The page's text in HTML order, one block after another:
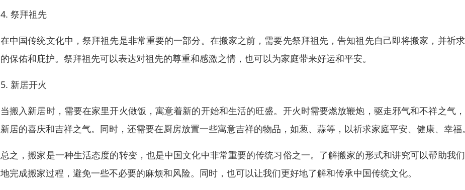
4. 祭拜祖先
在中国传统文化中，祭拜祖先是非常重要的一部分。在搬家之前，需要先祭拜祖先，告知祖先自己即将搬家，并祈
的保佑和庇护。祭拜祖先可以表达对祖先的尊重和感激之情，也可以为家庭带来好运和平安。
5. 新居开火
当搬入新居时，需要在家里开火做饭，寓意着新的开始和生活的旺盛。开火时需要燃放鞭炮，驱走邪气和不祥之气
新居的喜庆和吉祥之气。同时，还需要在厨房放置一些寓意吉祥的物品，如葱、蒜等，以祈求家庭平安、健康、幸福
总之，搬家是一种生活态度的转变，也是中国文化中非常重要的传统习俗之一。了解搬家的形式和讲究可以帮助我
地完成搬家过程，避免一些不必要的麻烦和风险。同时，也可以让我们更好地了解和传承中国传统文化。